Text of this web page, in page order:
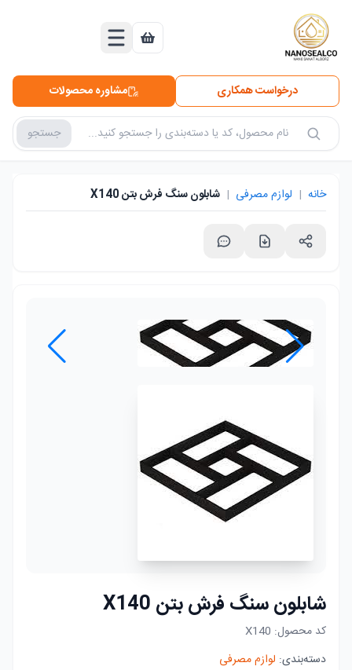
درخواست همکاری مشاوره محصولات
جستجو در محصولات جستجو
خانه | لوازم مصرفی | شابلون سنگ فرش بتن X140
شابلون سنگ فرش بتن X140
کد محصول: X140
دسته‌بندی: لوازم مصرفی